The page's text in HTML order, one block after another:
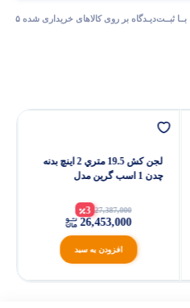
شمـا هـم دربـاره ایـن کــالا دیــدگاه ثبــت کنید، بــا ثبــت‌دیـدگاه بر روی کالاهای خریداری شده ۵
لجن كش 19.5 متري 2 اینچ بدنه
چدن 1 اسب گرين مدل
افزودن به سبد
27,387,000
3
26,453,000